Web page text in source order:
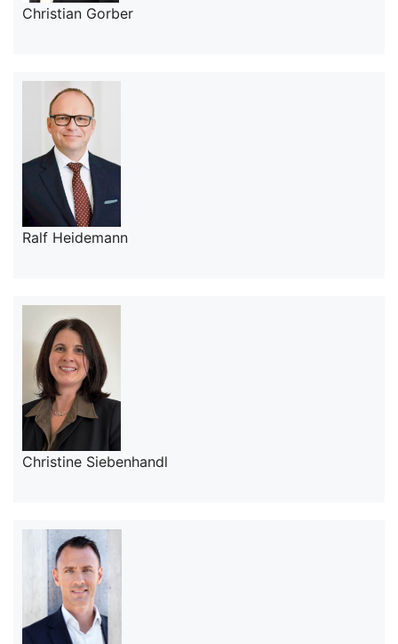
Christian Gorber
Ralf Heidemann
Christine Siebenhandl